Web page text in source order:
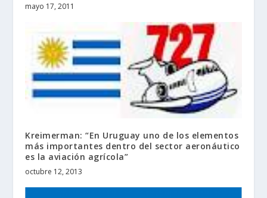
mayo 17, 2011
Kreimerman: “En Uruguay uno de los elementos
más importantes dentro del sector aeronáutico
es la aviación agrícola”
octubre 12, 2013